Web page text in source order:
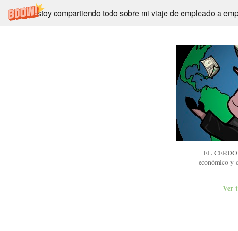
Estoy compartiendo todo sobre mi viaje de empleado a
EL
económico y
Ver